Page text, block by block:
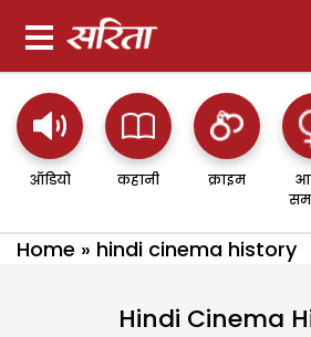
ऑडियो कहानी क्राइम
Home » hindi cinema history
Hindi Cinema